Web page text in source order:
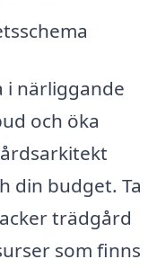
närliggande
och öka
din budget. Ta
trädgård
som finns